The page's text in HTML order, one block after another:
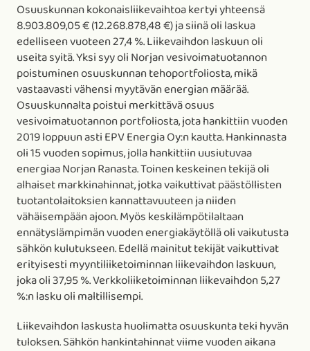
Osuuskunnan kokonaisliikevaihtoa kertyi yhteensä
8.903.809,05 € (12.268.878,48 €) ja siinä oli laskua
edelliseen vuoteen 27,4 %. Liikevaihdon laskuun oli
useita syitä. Yksi syy oli Norjan vesivoimatuotannon
poistuminen osuuskunnan tehoportfoliosta, mikä
vastaavasti vähensi myytävän energian määrää.
Osuuskunnalta poistui merkittävä osuus
vesivoimatuotannon portfoliosta, jota hankittiin vuoden
2019 loppuun asti EPV Energia Oy:n kautta. Hankinnasta
oli 15 vuoden sopimus, jolla hankittiin uusiutuvaa
energiaa Norjan Ranasta. Toinen keskeinen tekijä oli
alhaiset markkinahinnat, jotka vaikuttivat päästöllisten
tuotantolaitoksien kannattavuuteen ja niiden
vähäisempään ajoon. Myös keskilämpötilaltaan
ennätyslämpimän vuoden energiakäytöllä oli vaikutusta
sähkön kulutukseen. Edellä mainitut tekijät vaikuttivat
erityisesti myyntiliiketoiminnan liikevaihdon laskuun,
joka oli 37,95 %. Verkkoliiketoiminnan liikevaihdon 5,27
%:n lasku oli maltillisempi.
Liikevaihdon laskusta huolimatta osuuskunta teki hyvän
tuloksen. Sähkön hankintahinnat viime vuoden aikana